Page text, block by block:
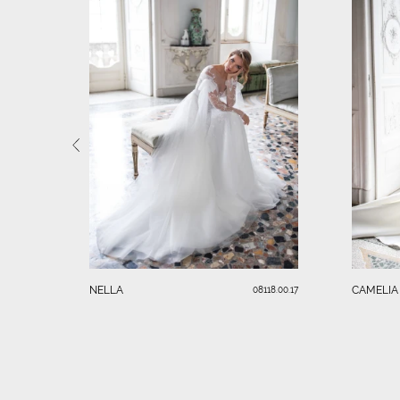
NELLA 08118.00.17 CAMELIA